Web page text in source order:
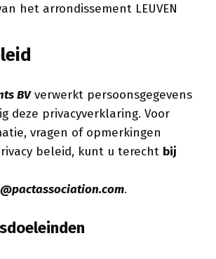
het arrondissement LEUVEN
BVverwerkt persoonsgegevens
deze privacyverklaring. Voor
vragen of opmerkingen
beleid, kunt u terecht bij
.